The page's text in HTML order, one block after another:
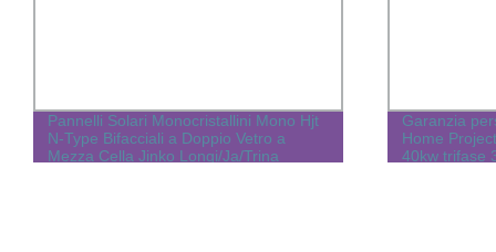
Pannelli Solari Monocristallini Mono Hjt
N-Type Bifacciali a Doppio Vetro a
Mezza Cella Jinko Longi/Ja/Trina
Garanzia
Home
40kw trifase